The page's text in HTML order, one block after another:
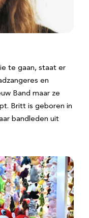
te gaan, staat er
en
Band maar ze
Britt is geboren in
bandleden uit